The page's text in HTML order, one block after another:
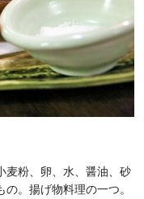
麦粉、卵、水、醤油、砂
。揚げ物料理の一つ。